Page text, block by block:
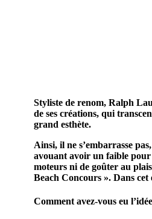
Styliste de renom, Ralph
de ses créations, qui
grand esthète.
Ainsi, il ne s’embarrasse
avouant avoir un faible pour
moteurs ni de goûter au
Beach Concours ». Dans
Comment avez-vous eu